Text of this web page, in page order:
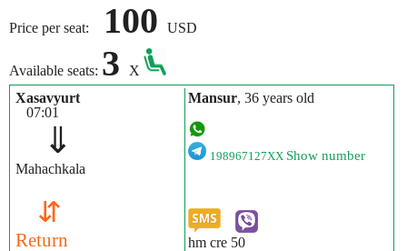
Price per seat: 100 USD
Available seats: 3
X
Xasavyurt
07:01
⇓
Mahachkala
⇵
Return
Mansur, 36 years old
198967127XX Show number
hm cre 50